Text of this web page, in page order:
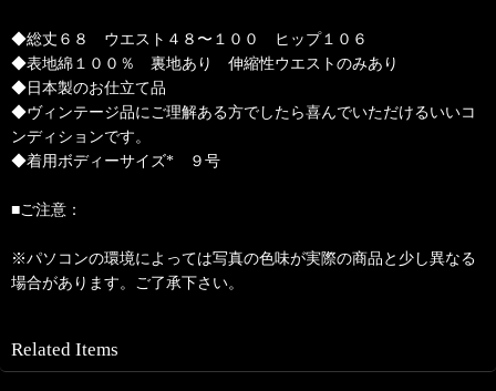
◆総丈６８ ウエスト４８〜１００ ヒップ１０６
◆表地綿１００％ 裏地あり 伸縮性ウエストのみあり
◆日本製のお仕立て品
◆ヴィンテージ品にご理解ある方でしたら喜んでいただけるいいコ
ンディションです。
◆着用ボディーサイズ* ９号
■ご注意：
※パソコンの環境によっては写真の色味が実際の商品と少し異なる
場合があります。ご了承下さい。
Related Items